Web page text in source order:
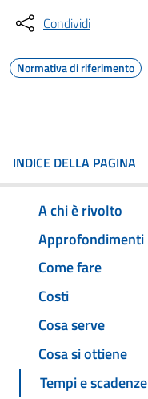
Condividi
Normativa di riferimento
INDICE DELLA PAGINA
A chi è rivolto
Approfondimenti
Come fare
Costi
Cosa serve
Cosa si ottiene
Tempi e scadenze